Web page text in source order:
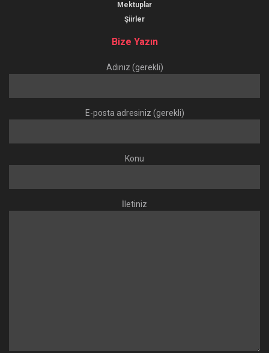
Mektuplar
Şiirler
Bize Yazın
Adınız (gerekli)
E-posta adresiniz (gerekli)
Konu
İletiniz